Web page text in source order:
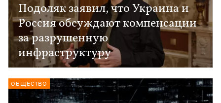
Подоляк заявил, что Украина и
Россия обсуждают компенсации
за разрушенную
инфраструктуру
ОБЩЕСТВО